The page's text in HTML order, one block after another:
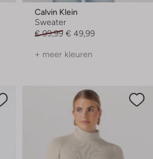
Calvin Klein
Sweater
€ 99,99 € 49,99
+ meer kleuren